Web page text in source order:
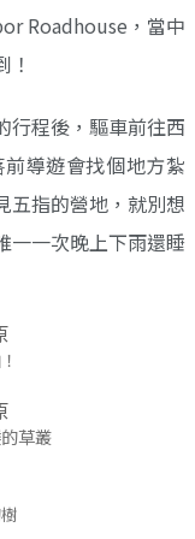
Roadhouse，當中
行程後，驅車前往西
導遊會找個地方紮
五指的營地，就別想
一一次晚上下雨還睡
草叢